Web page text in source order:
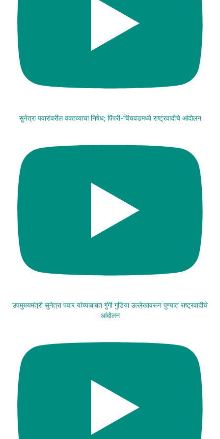
सुनेत्रा पवारांवरील वक्तव्याचा निषेध; पिंपरी-चिंचवडमध्ये राष्ट्रवादीचे आंदोलन
उपमुख्यमंत्री सुनेत्रा पवार यांच्याबाबत गुंगी गुडिया उल्लेखावरून पुण्यात राष्ट्रवादीचे
आंदोलन